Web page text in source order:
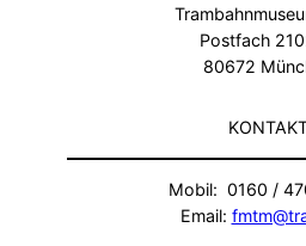
Postfach
80672
Mobil: 0160 /
Email: